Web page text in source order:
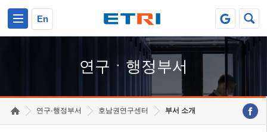
En
연구ㆍ행정부서
연구·행정부서 호남권연구센터 부서 소개